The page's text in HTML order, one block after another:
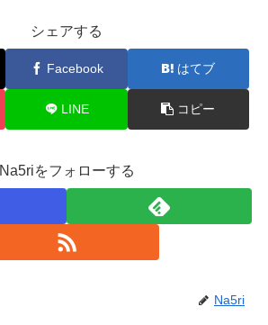
シェアする
Facebook はてブ
LINE コピー
Na5riをフォローする
Na5ri